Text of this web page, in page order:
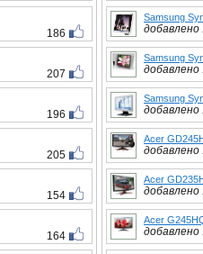
186
207
196
205
154
164
Samsung
добавлено
Samsung
добавлено
Samsung
добавлено
Acer
добавлено
Acer
добавлено
Acer
добавлено